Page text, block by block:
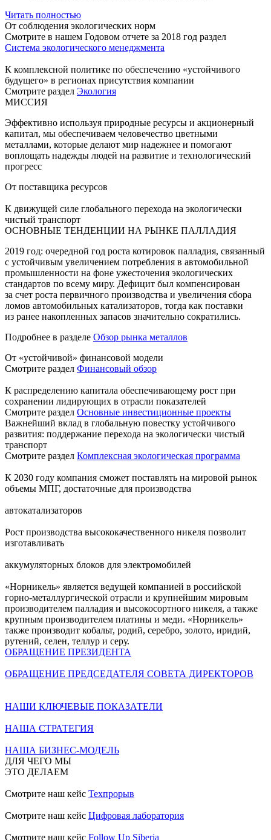
Читать полностью
От соблюдения экологических норм
Смотрите в нашем Годовом отчете за 2018 год раздел
Система экологического менеджмента
К комплексной политике по обеспечению «устойчивого
будущего» в регионах присутствия компании
Смотрите раздел Экология
МИССИЯ
Эффективно используя природные ресурсы и акционерный
капитал, мы обеспечиваем человечество цветными
металлами, которые делают мир надежнее и помогают
воплощать надежды людей на развитие и технологический
прогресс
От поставщика ресурсов
К движущей силе глобального перехода на экологически
чистый транспорт
ОСНОВНЫЕ ТЕНДЕНЦИИ НА РЫНКЕ ПАЛЛАДИЯ
2019 год: очередной год роста котировок палладия, связанный
с устойчивым увеличением потребления в автомобильной
промышленности на фоне ужесточения экологических
стандартов по всему миру. Дефицит был компенсирован
за счет роста первичного производства и увеличения сбора
ломов автомобильных катализаторов, тогда как поставки
из ранее накопленных запасов значительно сократились.
Подробнее в разделе Обзор рынка металлов
От «устойчивой» финансовой модели
Смотрите раздел Финансовый обзор
К распределению капитала обеспечивающему рост при
сохранении лидирующих в отрасли показателей
Смотрите раздел Основные инвестиционные проекты
Важнейший вклад в глобальную повестку устойчивого
развития: поддержание перехода на экологически чистый
транспорт
Смотрите раздел Комплексная экологическая программа
К 2030 году компания сможет поставлять на мировой рынок
объемы МПГ, достаточные для производства
автокатализаторов
Рост производства высококачественного никеля позволит
изготавливать
аккумуляторных блоков для электромобилей
«Норникель» является ведущей компанией в российской
горно-металлургической отрасли и крупнейшим мировым
производителем палладия и высокосортного никеля, а также
крупным производителем платины и меди. «Норникель»
также производит кобальт, родий, серебро, золото, иридий,
рутений, селен, теллур и серу.
ОБРАЩЕНИЕ ПРЕЗИДЕНТА
ОБРАЩЕНИЕ ПРЕДСЕДАТЕЛЯ СОВЕТА ДИРЕКТОРОВ
НАШИ КЛЮЧЕВЫЕ ПОКАЗАТЕЛИ
НАША СТРАТЕГИЯ
НАША БИЗНЕС-МОДЕЛЬ
ДЛЯ ЧЕГО МЫ
ЭТО ДЕЛАЕМ
Смотрите наш кейс Техпрорыв
Смотрите наш кейс Цифровая лаборатория
Смотрите наш кейс Follow Up Siberia